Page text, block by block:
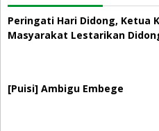
Peringati Hari Didong, Ketua
Masyarakat Lestarikan
[Puisi] Ambigu Embege